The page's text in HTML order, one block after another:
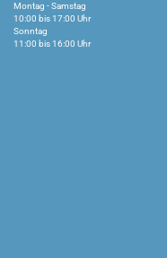
Montag - Samstag
10:00 bis 17:00 Uhr
Sonntag
11:00 bis 16:00 Uhr